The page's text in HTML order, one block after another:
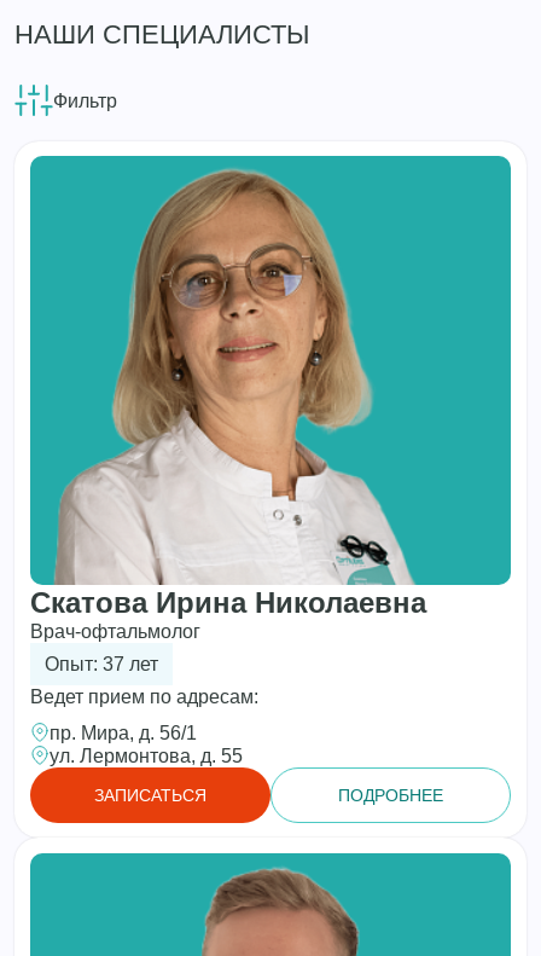
НАШИ СПЕЦИАЛИСТЫ
Фильтр
Скатова Ирина Николаевна
Врач-офтальмолог
Опыт: 37 лет
Ведет прием по адресам:
пр. Мира, д. 56/1
ул. Лермонтова, д. 55
ЗАПИСАТЬСЯ ПОДРОБНЕЕ